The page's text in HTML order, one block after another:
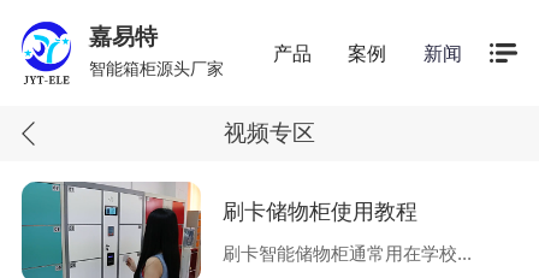
产品 案例 新闻
嘉易特
智能箱柜源头厂家
视频专区
刷卡储物柜使用教程
刷卡智能储物柜通常用在学校...